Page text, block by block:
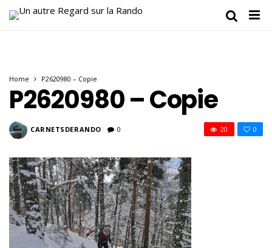
Home P2620980 – Copie
P2620980 – Copie
CARNETSDERANDO 0 0
20